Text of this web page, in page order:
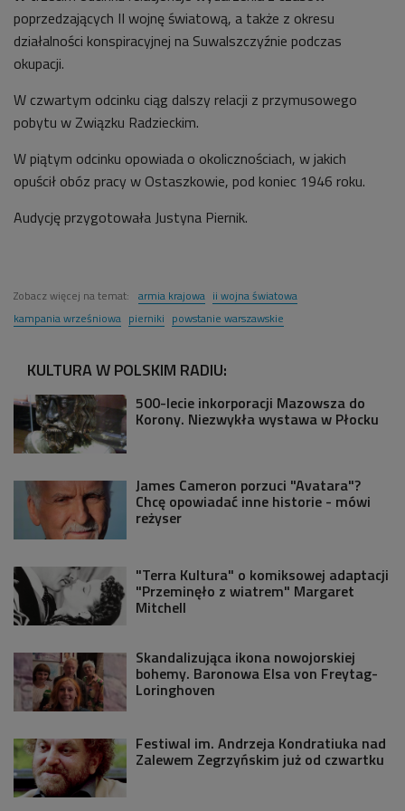
poprzedzających II wojnę światową, a także z okresu
działalności konspiracyjnej na Suwalszczyźnie podczas
okupacji.
W czwartym odcinku ciąg dalszy relacji z przymusowego
pobytu w Związku Radzieckim.
W piątym odcinku opowiada o okolicznościach, w jakich
opuścił obóz pracy w Ostaszkowie, pod koniec 1946 roku.
Audycję przygotowała Justyna Piernik.
Zobacz więcej na temat: armia krajowa ii wojna światowa
kampania wrześniowa pierniki powstanie warszawskie
KULTURA W POLSKIM RADIU:
500-lecie inkorporacji Mazowsza do
Korony. Niezwykła wystawa w Płocku
James Cameron porzuci "Avatara"?
Chcę opowiadać inne historie - mówi
reżyser
"Terra Kultura" o komiksowej adaptacji
"Przeminęło z wiatrem" Margaret
Mitchell
Skandalizująca ikona nowojorskiej
bohemy. Baronowa Elsa von Freytag-
Loringhoven
Festiwal im. Andrzeja Kondratiuka nad
Zalewem Zegrzyńskim już od czwartku